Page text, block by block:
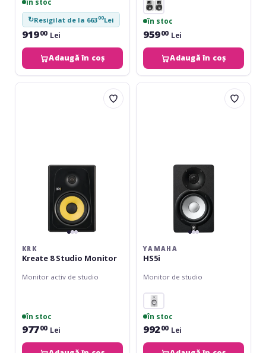
în stoc
↻Resigilat de la 66300Lei
91900 Lei
Adaugă în coș
în stoc
95900 Lei
Adaugă în coș
KRK
KRK
Kreate 8 Studio Monitor
Monitor activ de studio
în stoc
97700 Lei
Yamaha
YAMAHA
HS5i
Monitor de studio
în stoc
99200 Lei